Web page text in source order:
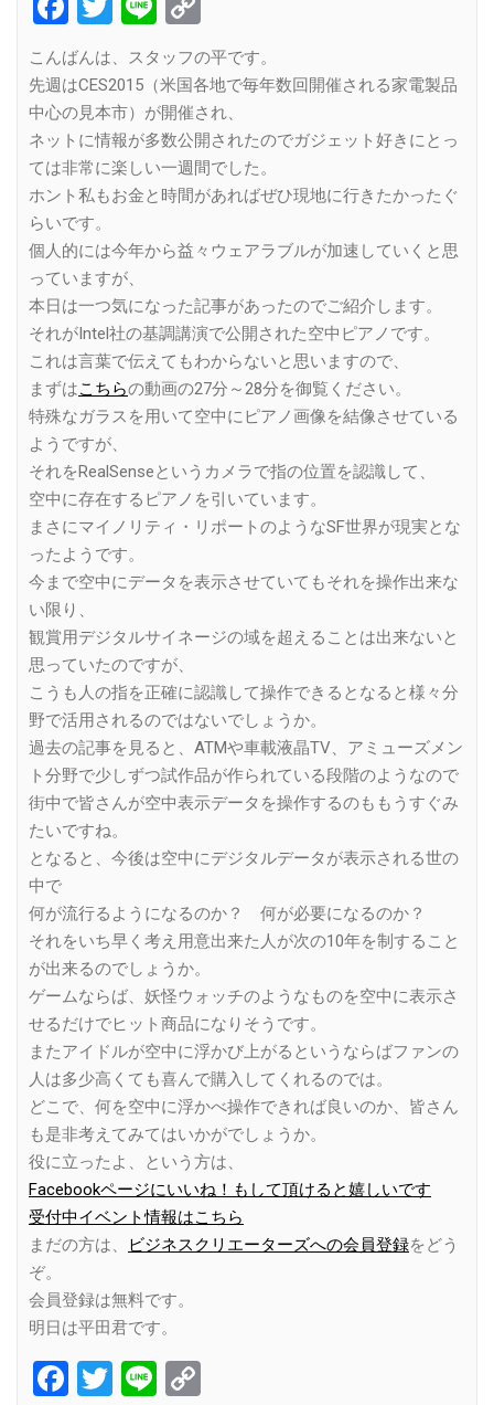
Link
こんばんは、スタッフの平です。
先週はCES2015（米国各地で毎年数回開催される家電製品
中心の見本市）が開催され、
ネットに情報が多数公開されたのでガジェット好きにとっ
ては非常に楽しい一週間でした。
ホント私もお金と時間があればぜひ現地に行きたかったぐ
らいです。
個人的には今年から益々ウェアラブルが加速していくと思
っていますが、
本日は一つ気になった記事があったのでご紹介します。
それがIntel社の基調講演で公開された空中ピアノです。
これは言葉で伝えてもわからないと思いますので、
まずはこちらの動画の27分～28分を御覧ください。
特殊なガラスを用いて空中にピアノ画像を結像させている
ようですが、
それをRealSenseというカメラで指の位置を認識して、
空中に存在するピアノを引いています。
まさにマイノリティ・リポートのようなSF世界が現実とな
ったようです。
今まで空中にデータを表示させていてもそれを操作出来な
い限り、
観賞用デジタルサイネージの域を超えることは出来ないと
思っていたのですが、
こうも人の指を正確に認識して操作できるとなると様々分
野で活用されるのではないでしょうか。
過去の記事を見ると、ATMや車載液晶TV、アミューズメン
ト分野で少しずつ試作品が作られている段階のようなので
街中で皆さんが空中表示データを操作するのももうすぐみ
たいですね。
となると、今後は空中にデジタルデータが表示される世の
中で
何が流行るようになるのか？ 何が必要になるのか？
それをいち早く考え用意出来た人が次の10年を制すること
が出来るのでしょうか。
ゲームならば、妖怪ウォッチのようなものを空中に表示さ
せるだけでヒット商品になりそうです。
またアイドルが空中に浮かび上がるというならばファンの
人は多少高くても喜んで購入してくれるのでは。
どこで、何を空中に浮かべ操作できれば良いのか、皆さん
も是非考えてみてはいかがでしょうか。
役に立ったよ、という方は、
Facebookページにいいね！もして頂けると嬉しいです
受付中イベント情報はこちら
まだの方は、
ビジネスクリエーターズへの会員登録をどう
ぞ。
会員登録は無料です。
明日は平田君です。
Facebook
Twitter
Line